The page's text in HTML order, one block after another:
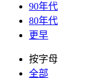
90年代
80年代
更早
按字母
全部